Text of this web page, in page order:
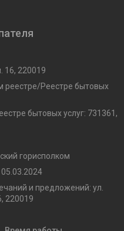
16, 220019
реестре/Реестре бытовых
бытовых услуг: 731361,
горисполком
и предложений: ул.
220019